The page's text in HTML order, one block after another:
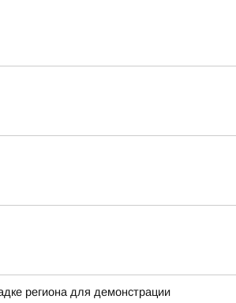
региона для демонстрации